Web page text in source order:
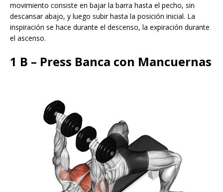
movimiento consiste en bajar la barra hasta el pecho, sin
descansar abajo, y luego subir hasta la posición inicial. La
inspiración se hace durante el descenso, la expiración durante
el ascenso.
1 B – Press Banca con Mancuernas